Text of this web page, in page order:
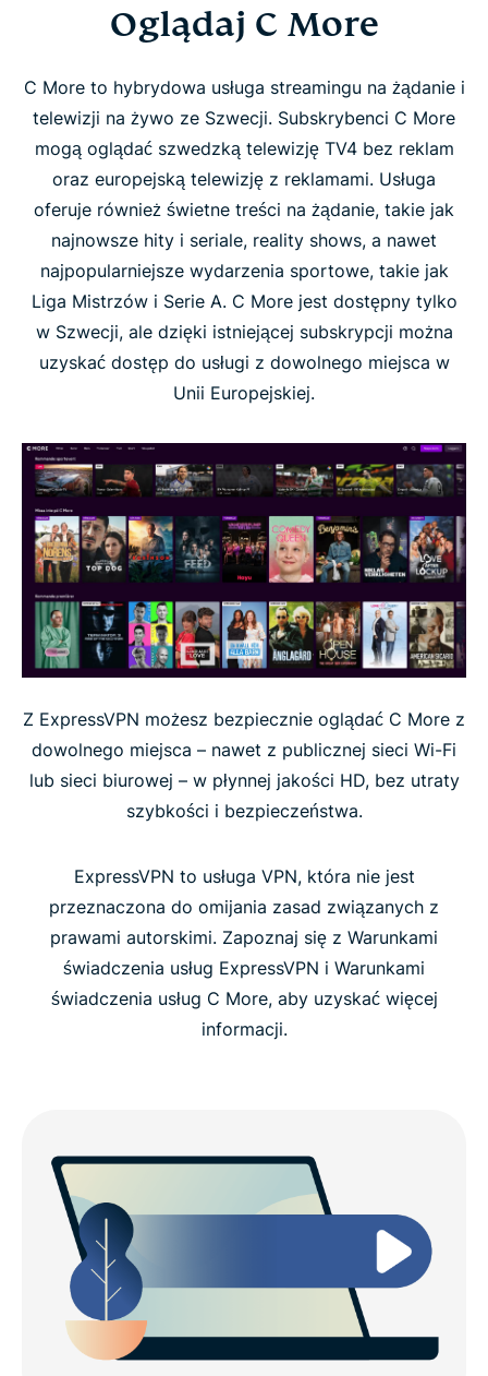
Oglądaj C More
C More to hybrydowa usługa streamingu na żądanie i
telewizji na żywo ze Szwecji. Subskrybenci C More
mogą oglądać szwedzką telewizję TV4 bez reklam
oraz europejską telewizję z reklamami. Usługa
oferuje również świetne treści na żądanie, takie jak
najnowsze hity i seriale, reality shows, a nawet
najpopularniejsze wydarzenia sportowe, takie jak
Liga Mistrzów i Serie A. C More jest dostępny tylko
w Szwecji, ale dzięki istniejącej subskrypcji można
uzyskać dostęp do usługi z dowolnego miejsca w
Unii Europejskiej.
Z ExpressVPN możesz bezpiecznie oglądać C More z
dowolnego miejsca – nawet z publicznej sieci Wi-Fi
lub sieci biurowej – w płynnej jakości HD, bez utraty
szybkości i bezpieczeństwa.
ExpressVPN to usługa VPN, która nie jest
przeznaczona do omijania zasad związanych z
prawami autorskimi. Zapoznaj się z Warunkami
świadczenia usług ExpressVPN i Warunkami
świadczenia usług C More, aby uzyskać więcej
informacji.